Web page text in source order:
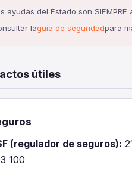
ayudas del Estado son
laguía de seguridadpara
útiles
(regulador de seguros):
100